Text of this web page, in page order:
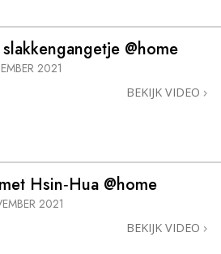
@home
2021
BEKIJK VIDEO
Hsin‑Hua @home
2021
BEKIJK VIDEO